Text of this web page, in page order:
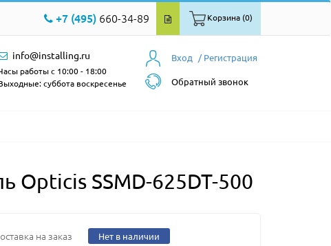
+7 (495) 660-34-89 Корзина (0)
Вход / Регистрация
Обратный звонок
info@installing.ru
работы с 10:00 - 18:00
суббота воскресенье
SSMD-625DT-500
на заказ Нет в наличии